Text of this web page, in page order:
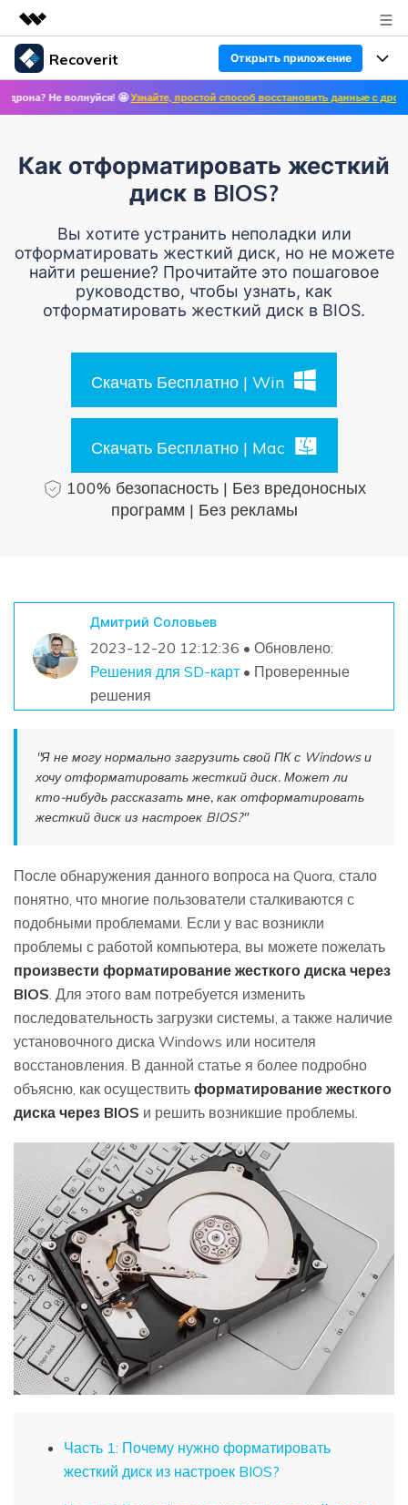
Рекомендуемые продукты
Цифровая креативность AIGC
Бизнес
Обзор
О нас
Новости
Покупка
Recoverit Открыть приложение
Продукты
Восстановление фото/видео/аудио
Другие продукты Recoverit
Особенности
Восстановление медиафайлов
Восстановление документов
Восстановление с устройств
Решение проблем с файлами
Решение проблем с компьютером
Решения для устройств хранения данных
Решения для резервного копирования
Информационный центр
НАЙТИ БОЛЬШЕ РЕШЕНИЙ
Помощь
Руководство пользователя
Поиск
🤩Узнайте, простой способ восстановить данные с дронов! ✨ >> 🛩
Как отформатировать жесткий
диск в BIOS?
Вы хотите устранить неполадки или
отформатировать жесткий диск, но не можете
найти решение? Прочитайте это пошаговое
руководство, чтобы узнать, как
отформатировать жесткий диск в BIOS.
Скачать Бесплатно | Win
Скачать Бесплатно | Mac
100% безопасность | Без вредоносных
программ | Без рекламы
Дмитрий Соловьев
2023-12-20 12:12:36 • Обновлено:
Решения для SD-карт• Проверенные
решения
"Я не могу нормально загрузить свой ПК с Windows и
хочу отформатировать жесткий диск. Может ли
кто-нибудь рассказать мне, как отформатировать
жесткий диск из настроек BIOS?"
После обнаружения данного вопроса на Quora, стало
понятно, что многие пользователи сталкиваются с
подобными проблемами. Если у вас возникли
проблемы с работой компьютера, вы можете пожелать
произвести форматирование жесткого диска через
BIOS. Для этого вам потребуется изменить
последовательность загрузки системы, а также наличие
установочного диска Windows или носителя
восстановления. В данной статье я более подробно
объясню, как осуществить форматирование жесткого
диска через BIOS и решить возникшие проблемы.
Часть 1: Почему нужно форматировать
жесткий диск из настроек BIOS?